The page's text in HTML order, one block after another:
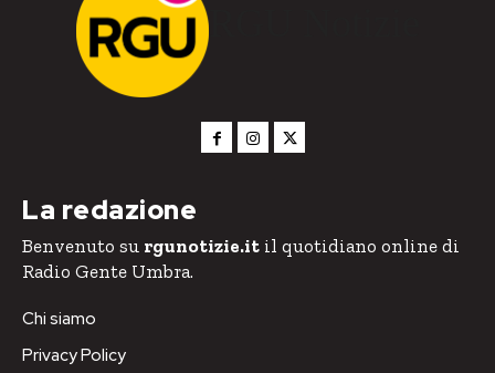
RGU Notizie
La redazione
Benvenuto su rgunotizie.it il quotidiano online di
Radio Gente Umbra.
Chi siamo
Privacy Policy